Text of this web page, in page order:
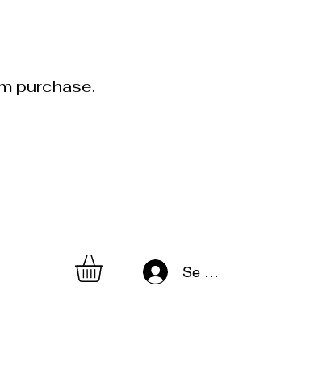
purchase.
Se connecter